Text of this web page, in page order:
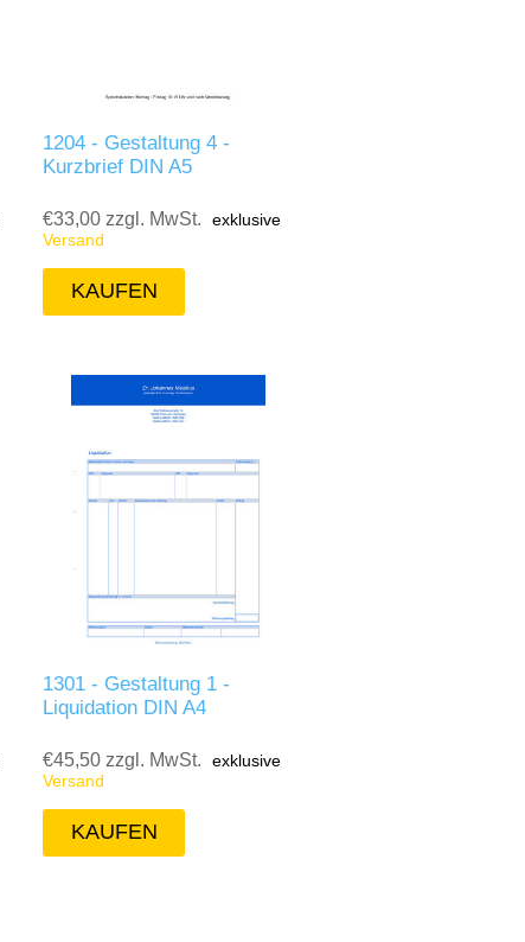
1204 - Gestaltung 4 -
Kurzbrief DIN A5
€33,00 zzgl. MwSt.
exklusive
Versand
1301 - Gestaltung 1 -
Liquidation DIN A4
€45,50 zzgl. MwSt.
exklusive
Versand